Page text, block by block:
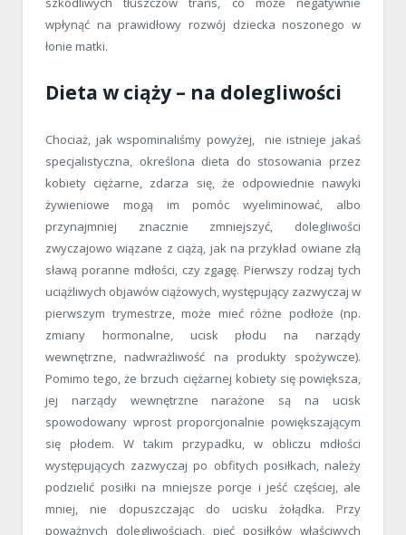
wpłynąć na prawidłowy rozwój dziecka noszonego w
łonie matki.
Dieta w ciąży – na dolegliwości
Chociaż, jak wspominaliśmy powyżej, nie istnieje jakaś
specjalistyczna, określona dieta do stosowania przez
kobiety ciężarne, zdarza się, że odpowiednie nawyki
żywieniowe mogą im pomóc wyeliminować, albo
przynajmniej znacznie zmniejszyć, dolegliwości
zwyczajowo wiązane z ciążą, jak na przykład owiane złą
sławą poranne mdłości, czy zgagę. Pierwszy rodzaj tych
uciążliwych objawów ciążowych, występujący zazwyczaj w
pierwszym trymestrze, może mieć różne podłoże (np.
zmiany hormonalne, ucisk płodu na narządy
wewnętrzne, nadwrażliwość na produkty spożywcze).
Pomimo tego, że brzuch ciężarnej kobiety się powiększa,
jej narządy wewnętrzne narażone są na ucisk
spowodowany wprost proporcjonalnie powiększającym
się płodem. W takim przypadku, w obliczu mdłości
występujących zazwyczaj po obfitych posiłkach, należy
podzielić posiłki na mniejsze porcje i jeść częściej, ale
mniej, nie dopuszczając do ucisku żołądka. Przy
poważnych dolegliwościach, pięć posiłków właściwych